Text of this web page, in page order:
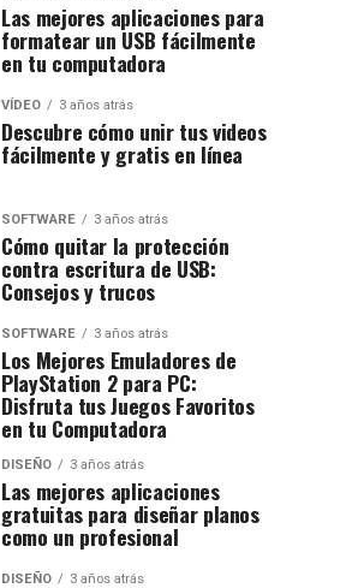
Las mejores aplicaciones para
formatear un USB fácilmente
en tu computadora
VÍDEO 3 años atrás
Descubre cómo unir tus videos
fácilmente y gratis en línea
SOFTWARE 3 años atrás
Cómo quitar la protección
contra escritura de USB:
Consejos y trucos
SOFTWARE 3 años atrás
Los Mejores Emuladores de
PlayStation 2 para PC:
Disfruta tus Juegos Favoritos
en tu Computadora
DISEÑO 3 años atrás
Las mejores aplicaciones
gratuitas para diseñar planos
como un profesional
DISEÑO 3 años atrás